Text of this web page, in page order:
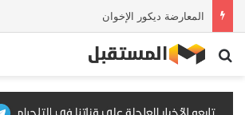
المعارضة ديكور الإخوان
بحث عن